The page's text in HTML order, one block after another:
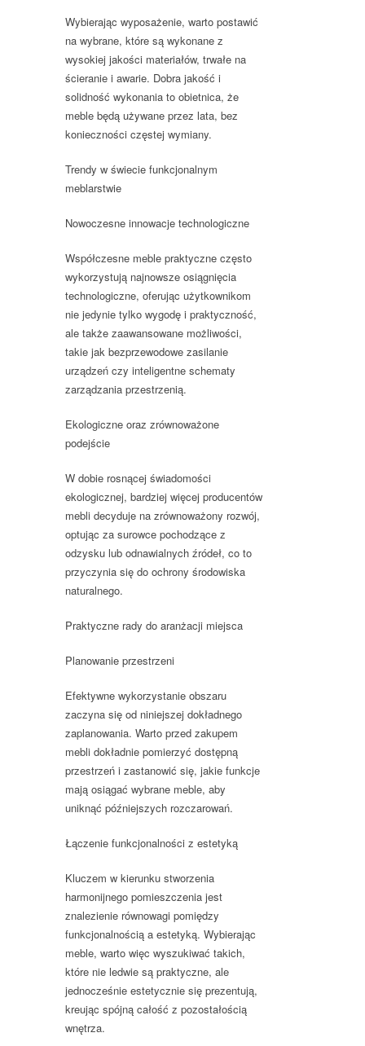
Wybierając wyposażenie, warto postawić
na wybrane, które są wykonane z
wysokiej jakości materiałów, trwałe na
ścieranie i awarie. Dobra jakość i
solidność wykonania to obietnica, że
meble będą używane przez lata, bez
konieczności częstej wymiany.
Trendy w świecie funkcjonalnym
meblarstwie
Nowoczesne innowacje technologiczne
Współczesne meble praktyczne często
wykorzystują najnowsze osiągnięcia
technologiczne, oferując użytkownikom
nie jedynie tylko wygodę i praktyczność,
ale także zaawansowane możliwości,
takie jak bezprzewodowe zasilanie
urządzeń czy inteligentne schematy
zarządzania przestrzenią.
Ekologiczne oraz zrównoważone
podejście
W dobie rosnącej świadomości
ekologicznej, bardziej więcej producentów
mebli decyduje na zrównoważony rozwój,
optując za surowce pochodzące z
odzysku lub odnawialnych źródeł, co to
przyczynia się do ochrony środowiska
naturalnego.
Praktyczne rady do aranżacji miejsca
Planowanie przestrzeni
Efektywne wykorzystanie obszaru
zaczyna się od niniejszej dokładnego
zaplanowania. Warto przed zakupem
mebli dokładnie pomierzyć dostępną
przestrzeń i zastanowić się, jakie funkcje
mają osiągać wybrane meble, aby
uniknąć późniejszych rozczarowań.
Łączenie funkcjonalności z estetyką
Kluczem w kierunku stworzenia
harmonijnego pomieszczenia jest
znalezienie równowagi pomiędzy
funkcjonalnością a estetyką. Wybierając
meble, warto więc wyszukiwać takich,
które nie ledwie są praktyczne, ale
jednocześnie estetycznie się prezentują,
kreując spójną całość z pozostałością
wnętrza.